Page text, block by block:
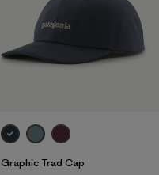
Graphic Trad Cap